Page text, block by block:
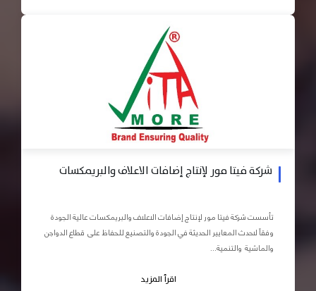
شركة فيتا مور لإنتاج إضافات الاعلاف والبريمكسات
تأسست شركة فيتا مور لإنتاج إضافات الاعلاف والبريمكسات عالية الجودة
وفقاً لاحدث المعايير الحديثة في الجودة والتصنيع للحفاظ على قطاع الدواجن
والماشية والتنمية...
اقرأ المزيد